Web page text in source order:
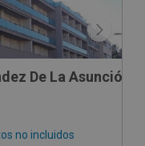
De La Asunción
no incluidos